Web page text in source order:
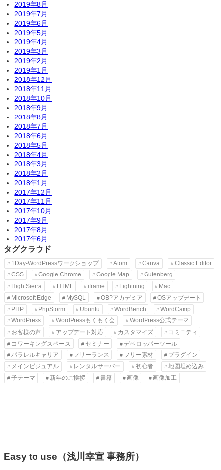
2019年8月
2019年7月
2019年6月
2019年5月
2019年4月
2019年3月
2019年2月
2019年1月
2018年12月
2018年11月
2018年10月
2018年9月
2018年8月
2018年7月
2018年6月
2018年5月
2018年4月
2018年3月
2018年2月
2018年1月
2017年12月
2017年11月
2017年10月
2017年9月
2017年8月
2017年6月
タグクラウド
1Day-WordPressワークショップ Atom Canva
Classic Editor
CSS
Google Chrome Google Map
Gutenberg
High Sierra
HTML iframe Lightning
Mac
Microsoft Edge
MySQL OBPアカデミア
OSアップデート
PHP
PhpStorm Ubuntu WordBench
WordCamp
WordPress
WordPressもくもく会
WordPress公式テーマ
お客様の声
アップデート対応 カスタマイズ
コミニティ
コワーキングスペース
セミナー
デベロッパーツール
パラレルキャリア
フリーランス フリー素材
プラグイン
メインビジュアル
レンタルサーバー 初心者
地図埋め込み
子テーマ
新年のご挨拶 書籍 画像 画像加工
Easy to use（浅川幸宣 事務所）